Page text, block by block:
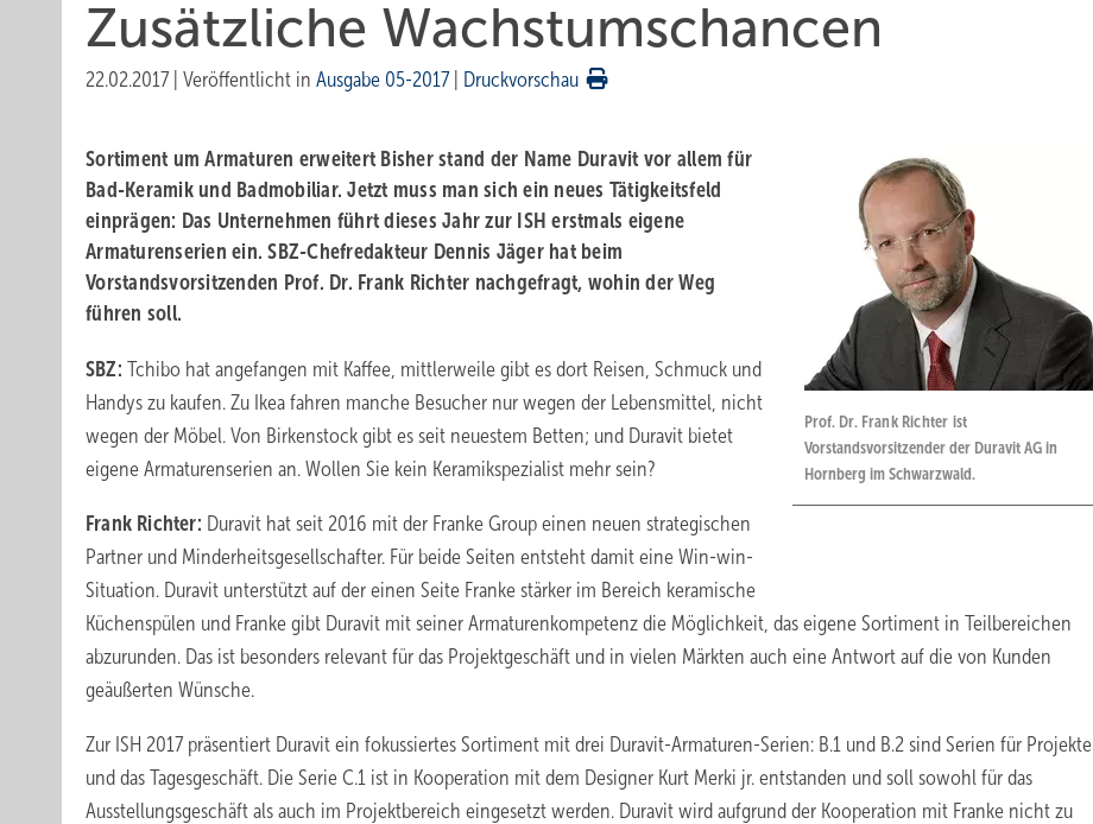
Zusätzliche Wachstumschancen
22.02.2017 Veröffentlicht in Ausgabe 05-2017 Druckvorschau
Prof. Dr. Frank Richter ist
Vorstandsvorsitzender der Duravit AG in
Hornberg im Schwarzwald.
Sortiment um Armaturen erweitert Bisher stand der Name Duravit vor allem für
Bad-Keramik und Badmobiliar. Jetzt muss man sich ein neues Tätigkeitsfeld
einprägen: Das Unternehmen führt dieses Jahr zur ISH erstmals eigene
Armaturenserien ein. SBZ-Chefredakteur Dennis Jäger hat beim
Vorstandsvorsitzenden Prof. Dr. Frank Richter nachgefragt, wohin der Weg
führen soll.
SBZ: Tchibo hat angefangen mit Kaffee, mittlerweile gibt es dort Reisen, Schmuck und
Handys zu kaufen. Zu Ikea fahren manche Besucher nur wegen der Lebensmittel, nicht
wegen der Möbel. Von Birkenstock gibt es seit neuestem Betten; und Duravit bietet
eigene Armaturenserien an. Wollen Sie kein Keramikspezialist mehr sein?
Frank Richter: Duravit hat seit 2016 mit der Franke Group einen neuen strategischen
Partner und Minderheitsgesellschafter. Für beide Seiten entsteht damit eine Win-win-
Situation. Duravit unterstützt auf der einen Seite Franke stärker im Bereich keramische
Küchenspülen und Franke gibt Duravit mit seiner Armaturenkompetenz die Möglichkeit, das eigene Sortiment in Teilbereichen
abzurunden. Das ist besonders relevant für das Projektgeschäft und in vielen Märkten auch eine Antwort auf die von Kunden
geäußerten Wünsche.
Zur ISH 2017 präsentiert Duravit ein fokussiertes Sortiment mit drei Duravit-Armaturen-Serien: B.1 und B.2 sind Serien für Projekte
und das Tagesgeschäft. Die Serie C.1 ist in Kooperation mit dem Designer Kurt Merki jr. entstanden und soll sowohl für das
Ausstellungsgeschäft als auch im Projektbereich eingesetzt werden. Duravit wird aufgrund der Kooperation mit Franke nicht zu